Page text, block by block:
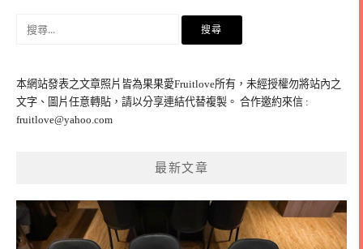
字:
本網站發表之文章照片皆為果果愛Fruitlove所有，未經授權勿將站內之
文字、圖片任意轉貼，請以分享連結代替複製。 合作邀約來信 :
fruitlove@yahoo.com
最新文章